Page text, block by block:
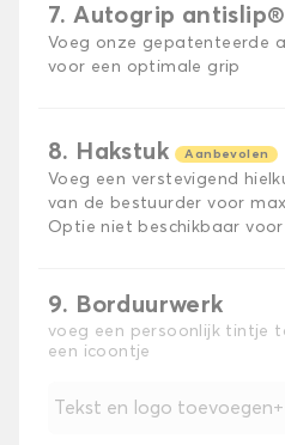
7. Autogrip antislip®
Voeg onze gepatenteerde
voor een optimale grip
8. Hakstuk Aanbevolen
Voeg een verstevigend
van de bestuurder voor
Optie niet beschikbaar
9. Borduurwerk
voeg een persoonlijk tintje
een icoontje
Tekst en logo toevoegen+